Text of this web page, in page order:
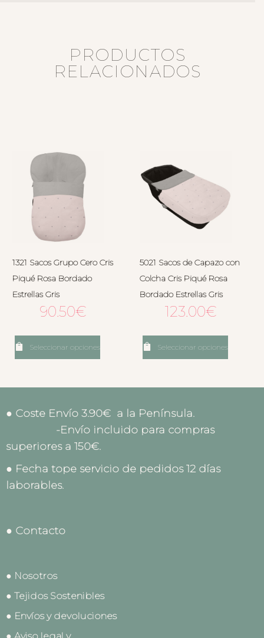
PRODUCTOS
RELACIONADOS
1321 Sacos Grupo Cero Cris
Piqué Rosa Bordado
Estrellas Gris
90.50€
Seleccionar opciones
5021 Sacos de Capazo con
Colcha Cris Piqué Rosa
Bordado Estrellas Gris
123.00€
Seleccionar opciones
● Coste Envío 3.90€ a la Península.
-Envío incluido para compras
superiores a 150€.
● Fecha tope servicio de pedidos 12 días
laborables.
● Contacto
● Nosotros
● Tejidos Sostenibles
● Envíos y devoluciones